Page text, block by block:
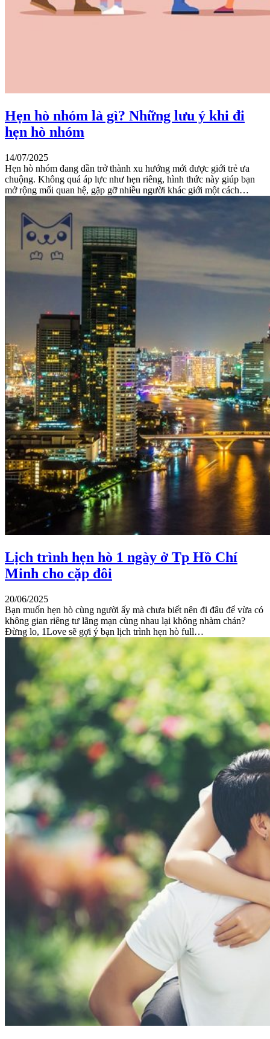
Hẹn hò nhóm là gì? Những lưu ý khi đi
hẹn hò nhóm
14/07/2025
Hẹn hò nhóm đang dần trở thành xu hướng mới được giới trẻ ưa
chuộng. Không quá áp lực như hẹn riêng, hình thức này giúp bạn
mở rộng mối quan hệ, gặp gỡ nhiều người khác giới một cách…
Lịch trình hẹn hò 1 ngày ở Tp Hồ Chí
Minh cho cặp đôi
20/06/2025
Bạn muốn hẹn hò cùng người ấy mà chưa biết nên đi đâu để vừa có
không gian riêng tư lãng mạn cùng nhau lại không nhàm chán?
Đừng lo, 1Love sẽ gợi ý bạn lịch trình hẹn hò full…